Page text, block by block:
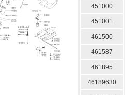
451000
451001
461500
461587
461895
46189630